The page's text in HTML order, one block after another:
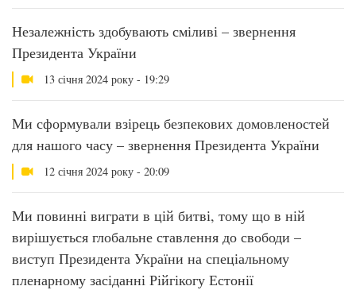
Незалежність здобувають сміливі – звернення
Президента України
13 січня 2024 року - 19:29
Ми сформували взірець безпекових домовленостей
для нашого часу – звернення Президента України
12 січня 2024 року - 20:09
Ми повинні виграти в цій битві, тому що в ній
вирішується глобальне ставлення до свободи –
виступ Президента України на спеціальному
пленарному засіданні Рійгікогу Естонії